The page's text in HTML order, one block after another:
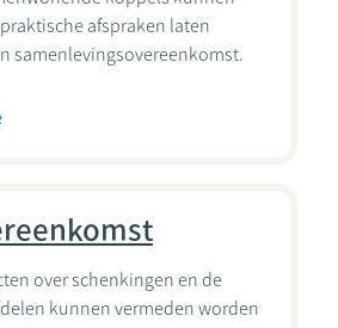
afspraken laten
samenlevingsovereenkomst.
over schenkingen en de
kunnen vermeden worden